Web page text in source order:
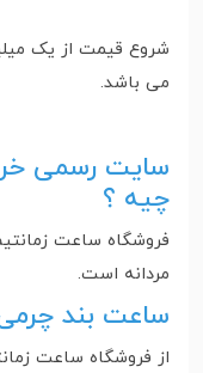
شروع قیمت از یک
می باشد.
سایت رسمی
چیه ؟
فروشگاه ساعت
مردانه است.
ساعت بند
از فروشگاه ساعت